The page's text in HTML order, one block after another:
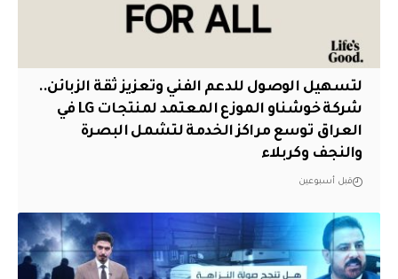
لتسهيل الوصول للدعم الفني وتعزيز ثقة الزبائن..
شركة خوشناو الموزع المعتمد لمنتجات LG في
العراق توسع مراكز الخدمة لتشمل البصرة
والنجف وكربلاء
قبل أسبوعين